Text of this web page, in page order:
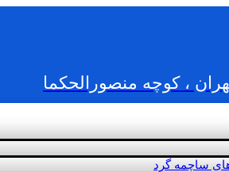
، کوچه منصورالحکما
های ساچمه گرد